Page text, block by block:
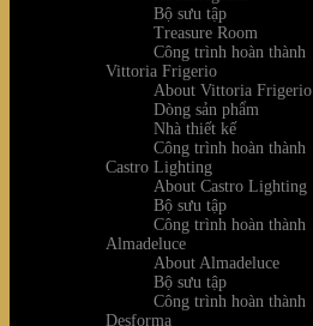
Bộ sưu tập
Treasure Room
Công trình hoàn thành
Vittoria Frigerio
About Vittoria Frigerio
Dòng sản phẩm
Nhà thiết kế
Công trình hoàn thành
Castro Lighting
About Castro Lighting
Bộ sưu tập
Công trình hoàn thành
Almadeluce
About Almadeluce
Bộ sưu tập
Công trình hoàn thành
Desforma